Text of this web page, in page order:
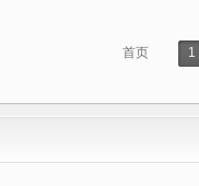
首页 1